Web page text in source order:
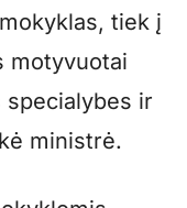
tiek į
motyvuotai
specialybes ir
ministrė.